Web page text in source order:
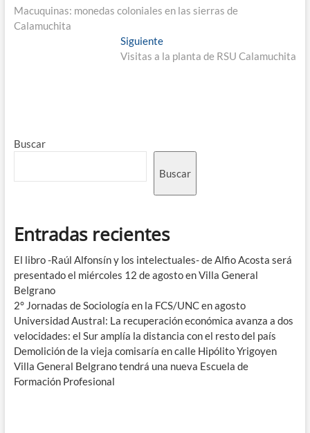
Macuquinas: monedas coloniales en las sierras de
Calamuchita
Siguiente
Visitas a la planta de RSU Calamuchita
Buscar
Buscar
Entradas recientes
El libro -Raúl Alfonsín y los intelectuales- de Alfio Acosta será
presentado el miércoles 12 de agosto en Villa General
Belgrano
2° Jornadas de Sociología en la FCS/UNC en agosto
Universidad Austral: La recuperación económica avanza a dos
velocidades: el Sur amplía la distancia con el resto del país
Demolición de la vieja comisaría en calle Hipólito Yrigoyen
Villa General Belgrano tendrá una nueva Escuela de
Formación Profesional